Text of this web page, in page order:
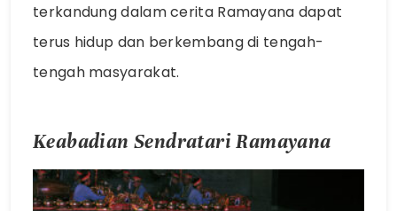
terkandung dalam cerita Ramayana dapat
terus hidup dan berkembang di tengah-
tengah masyarakat.
Keabadian Sendratari Ramayana